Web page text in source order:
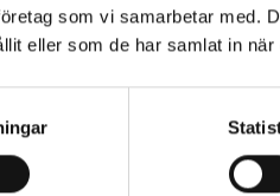
som vi samarbetar med.
eller som de har samlat in